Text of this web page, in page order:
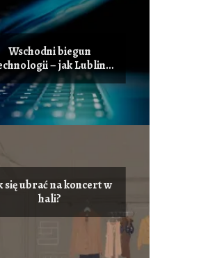
Wschodni biegun
– jak Lublin
się polskim centrum
innowacji i przyciąga
talenty IT?
się ubrać na koncert w
hali?